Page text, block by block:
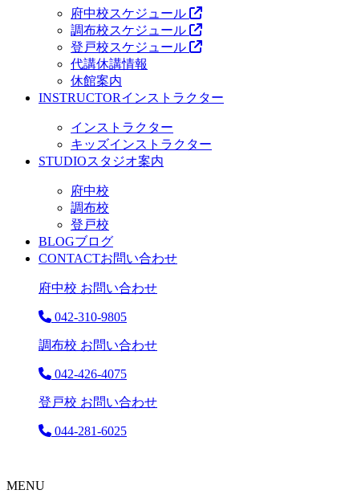
府中校スケジュール
調布校スケジュール
登戸校スケジュール
代講休講情報
休館案内
INSTRUCTORインストラクター
インストラクター
キッズインストラクター
STUDIOスタジオ案内
府中校
調布校
登戸校
BLOGブログ
CONTACTお問い合わせ
府中校 お問い合わせ
042-310-9805
調布校 お問い合わせ
042-426-4075
登戸校 お問い合わせ
044-281-6025
MENU